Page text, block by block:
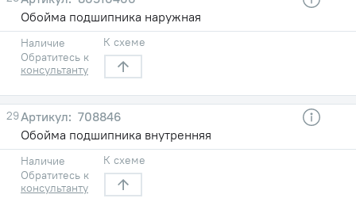
Обойма подшипника наружная
Наличие
Обратитесь к
консультанту
К схеме
29
708846
Обойма подшипника внутренняя
Наличие
Обратитесь к
консультанту
К схеме